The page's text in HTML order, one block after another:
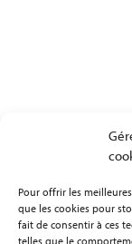
Pour offrir les
que les cookies pour
fait de consentir à ces
telles que le